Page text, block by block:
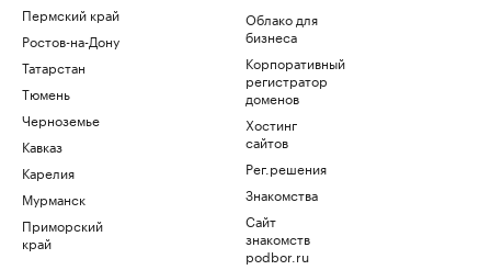
Пермский край
Ростов-на-Дону
Татарстан
Тюмень
Черноземье
Кавказ
Карелия
Мурманск
Приморский
край
Облако для
бизнеса
Корпоративный
регистратор
доменов
Хостинг
сайтов
Рег.решения
Знакомства
Сайт
знакомств
podbor.ru